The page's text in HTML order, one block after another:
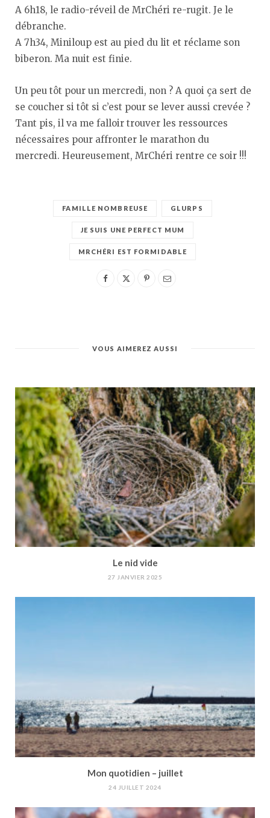
A 6h18, le radio-réveil de MrChéri re-rugit. Je le
débranche.
A 7h34, Miniloup est au pied du lit et réclame son
biberon. Ma nuit est finie.
Un peu tôt pour un mercredi, non ? A quoi ça sert de
se coucher si tôt si c’est pour se lever aussi crevée ?
Tant pis, il va me falloir trouver les ressources
nécessaires pour affronter le marathon du
mercredi. Heureusement, MrChéri rentre ce soir !!!
FAMILLE NOMBREUSE GLURPS
JE SUIS UNE PERFECT MUM
MRCHÉRI EST FORMIDABLE
VOUS AIMEREZ AUSSI
Le nid vide
27 JANVIER 2025
Mon quotidien – juillet
24 JUILLET 2024